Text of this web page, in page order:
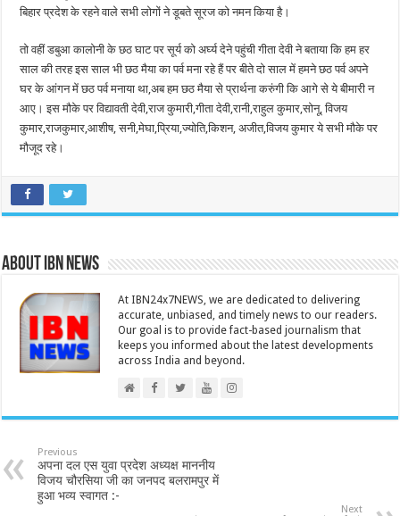
‌बिहार प्रदेश के रहने वाले सभी लोगों ने डूबते सूरज को नमन किया है।
तो वहीं डबुआ कालोनी के छठ घाट पर सूर्य को अर्घ्य देने पहुंची गीता देवी ने बताया कि हम हर
साल की तरह इस साल भी छठ मैया का पर्व मना रहे हैं पर बीते दो साल में हमने छठ पर्व अपने
घर के आंगन में छठ पर्व मनाया था,अब हम छठ मैया से प्रार्थना करुंगी कि आगे से ये बीमारी न
आए। इस मौके पर विद्यावती देवी,राज कुमारी,गीता देवी,रानी,राहुल कुमार,सोनू, विजय
कुमार,राजकुमार,आशीष, सनी,मेघा,प्रिया,ज्योति,किशन, अजीत,विजय कुमार ये सभी मौके पर
मौजूद रहे।
About IBN NEWS
At IBN24x7NEWS, we are dedicated to delivering
accurate, unbiased, and timely news to our readers.
Our goal is to provide fact-based journalism that
keeps you informed about the latest developments
across India and beyond.
Previous
अपना दल एस युवा प्रदेश अध्यक्ष माननीय
विजय चौरसिया जी का जनपद बलरामपुर में
हुआ भव्य स्वागत :-
Next